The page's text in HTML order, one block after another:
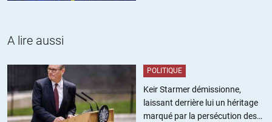
fois votre commentaire confirme mes propos. Ne cherchez pas
que 10 malades réunis.
+24
A lire aussi
POLITIQUE
Keir Starmer démissionne,
laissant derrière lui un héritage
marqué par la persécution des